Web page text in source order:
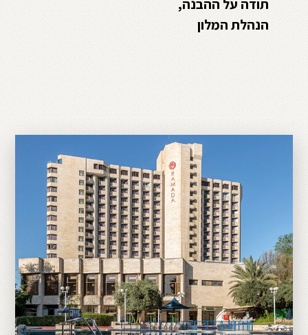
תודה על ההבנה,
הנהלת המלון